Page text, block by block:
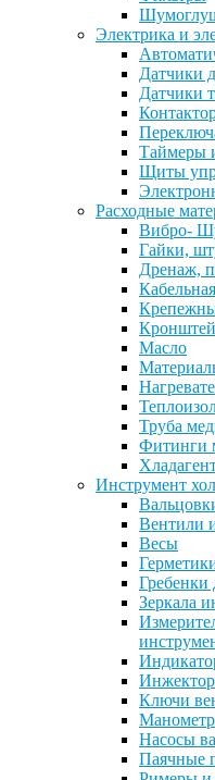
Электрика и
Датчики
Датчики
Таймеры
Щиты
Расходные
Вибро-
Гайки,
Дренаж,
Масло
Труба
Фитинги
Инструмент
Вентили
Весы
Гребенки
Зеркала
Ключи
Насосы
Паячные